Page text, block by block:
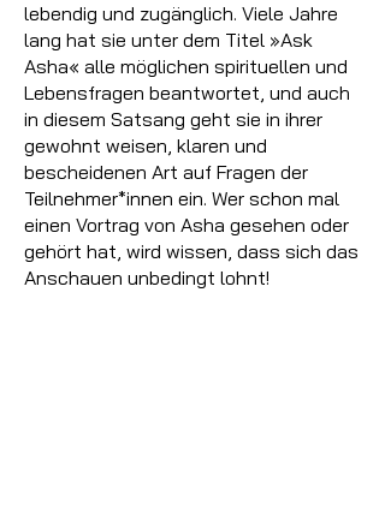
lebendig und zugänglich. Viele Jahre
lang hat sie unter dem Titel »Ask
Asha« alle möglichen spirituellen und
Lebensfragen beantwortet, und auch
in diesem Satsang geht sie in ihrer
gewohnt weisen, klaren und
bescheidenen Art auf Fragen der
Teilnehmer*innen ein. Wer schon mal
einen Vortrag von Asha gesehen oder
gehört hat, wird wissen, dass sich das
Anschauen unbedingt lohnt!